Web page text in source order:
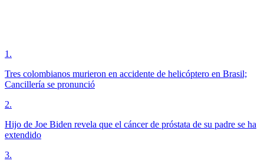
1 .
Tres colombianos murieron en accidente de helicóptero en Brasil;
Cancillería se pronunció
2.
Hijo de Joe Biden revela que el cáncer de próstata de su padre se ha
extendido
3.